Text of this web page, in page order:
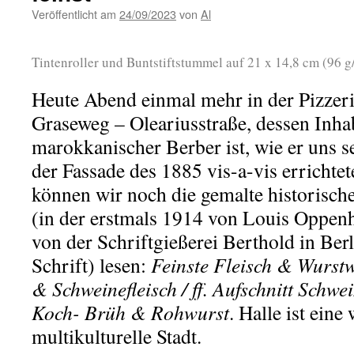
Veröffentlicht am 24/09/2023 von Al
Tintenroller und Buntstiftstummel auf 21 x 14,8 cm (96
Heute Abend einmal mehr in der
Graseweg – Oleariusstraße, dessen
marokkanischer Berber ist, wie er uns
der Fassade des 1885 vis-a-vis
können wir noch die gemalte
(in der erstmals 1914 von Louis
von der Schriftgießerei Berthold in
Schrift) lesen: Feinste Fleisch &
& Schweinefleisch / ff. Aufschnitt
Koch- Brüh & Rohwurst. Halle ist eine
multikulturelle Stadt.